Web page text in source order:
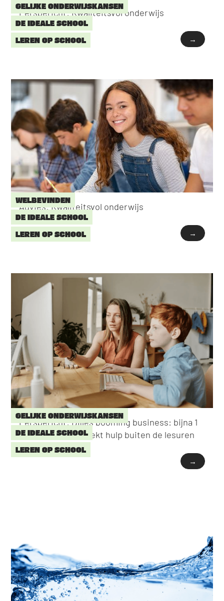
GELIJKE ONDERWIJSKANSEN
DE IDEALE SCHOOL
LEREN OP SCHOOL
Persbericht: Kwaliteitsvol onderwijs
→
WELBEVINDEN
DE IDEALE SCHOOL
LEREN OP SCHOOL
Advies: Kwaliteitsvol onderwijs
→
GELIJKE ONDERWIJSKANSEN
DE IDEALE SCHOOL
LEREN OP SCHOOL
Persbericht: Bijles booming business: bijna 1
op 3 scholieren zoekt hulp buiten de lesuren
→